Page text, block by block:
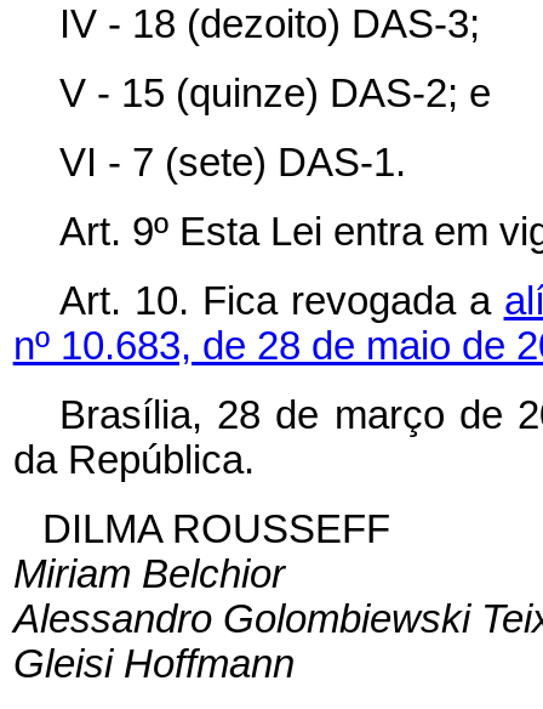
IV - 18 (dezoito) DAS-3;
V - 15 (quinze) DAS-2; e
VI - 7 (sete) DAS-1.
Art. 9º Esta Lei entra em
Art. 10. Fica revogada a
nº 10.683, de 28 de maio de
Brasília, 28 de março de
da República.
DILMA ROUSSEFF
Miriam Belchior
Alessandro Golombiewski
Gleisi Hoffmann